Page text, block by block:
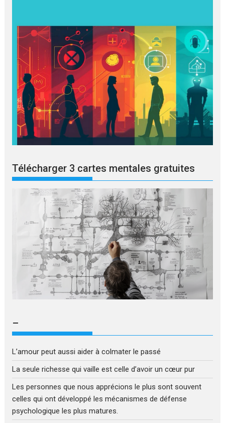
Télécharger 3 cartes mentales gratuites
–
L’amour peut aussi aider à colmater le passé
La seule richesse qui vaille est celle d’avoir un cœur pur
Les personnes que nous apprécions le plus sont souvent
celles qui ont développé les mécanismes de défense
psychologique les plus matures.